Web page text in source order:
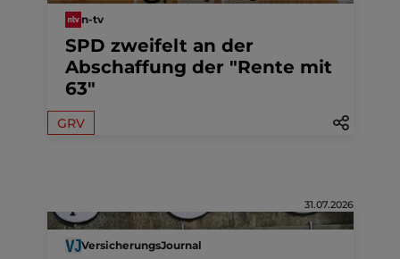
n-tv
SPD zweifelt an der
Abschaffung der "Rente mit
63"
GRV
31.07.2026
VersicherungsJournal